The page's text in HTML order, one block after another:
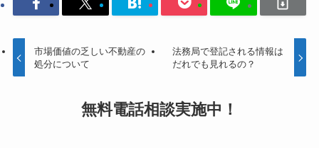
市場価値の乏しい不動産の
処分について
法務局で登記される情報は
だれでも見れるの？
無料電話相談実施中！